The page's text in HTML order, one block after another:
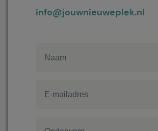
info@jouwnieuweplek.nl